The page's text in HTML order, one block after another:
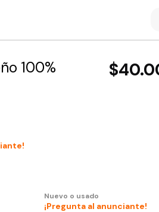
100%
Nuevo o usado
¡Pregunta al anunciante!